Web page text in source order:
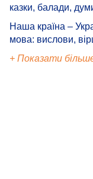
казки, балади,
Наша країна –
мова: вислови,
+ Показати